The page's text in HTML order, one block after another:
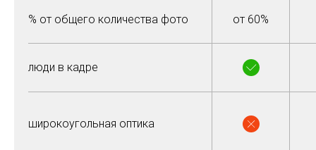
% от общего количества фото от 60%
люди в кадре
широкоугольная оптика